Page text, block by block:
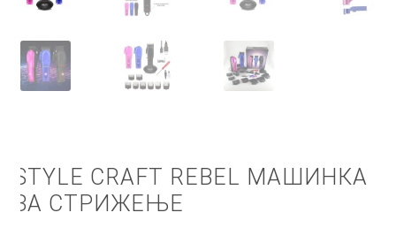
КОРИСНИ СОВЕТИ
STYLE CRAFT REBEL МАШИНКА
ЗА СТРИЖЕЊЕ